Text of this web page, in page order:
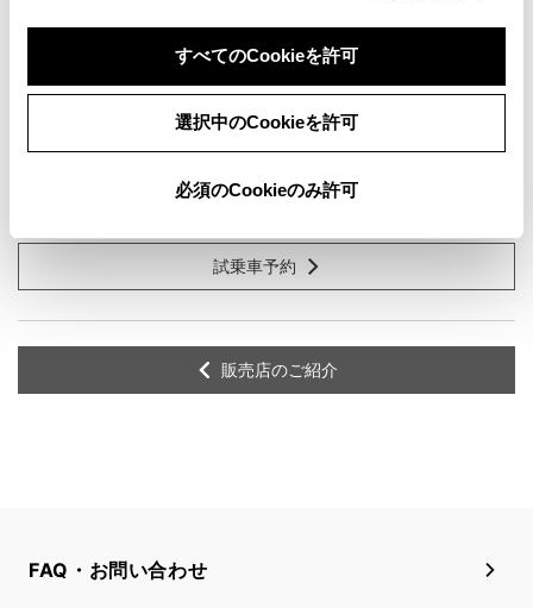
すべてのCookieを許可
選択中のCookieを許可
必須のCookieのみ許可
クラウン（クロスオーバー）
CROSSOVER G Advanced
2500cc
E-Four
ブラック
試乗車予約
販売店のご紹介
FAQ・お問い合わせ